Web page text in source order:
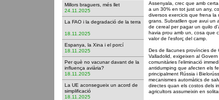
Millors braguers, més llet
24.11.2025
La FAO i la degradació de la terra
18.11.2025
Espanya, la Xina i el porcí
18.11.2025
Per què no vacunar davant de la
influença aviària?
18.11.2025
La UE aconsegueix un acord de
simplificació
18.11.2025
Assenyala, crec que amb
a un 30% en tot just un any,
diversos exercicis que frena
grans. Subratllen que avui un
de cereal per pagar un quilo
havia prou amb un, cosa que
valor de l'esforç del camp.
Des de llacunes províncies de
Valladolid, exigeixen al
comunitàries l'eliminació
antidumping que afecten els
principalment Rússia i
mecanismes automàtics de
directes quan els costos dels
agricultors assumeixin en